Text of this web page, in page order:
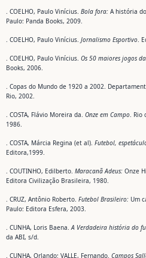
. COELHO, Paulo Vinícius. Bola fora: A história
Paulo: Panda Books, 2009.
. COELHO, Paulo Vinícius. Jornalismo Esportivo.
. COELHO, Paulo Vinícius. Os 50 maiores jogos
Books, 2006.
. Copas do Mundo de 1920 a 2002.
Rio, 2002.
. COSTA, Flávio Moreira da. Onze em Campo. Rio
1986.
. COSTA, Márcia Regina (et al). Futebol,
Editora,1999.
. COUTINHO, Edilberto. Maracanã Adeus: Onze
Editora Civilização Brasileira, 1980.
. CRUZ, Antônio Roberto. Futebol Brasileiro: Um
Paulo: Editora Esfera, 2003.
. CUNHA, Loris Baena.A Verdadeira história do
da ABI, s/d.
. CUNHA, Orlando; VALLE, Fernando. Campos